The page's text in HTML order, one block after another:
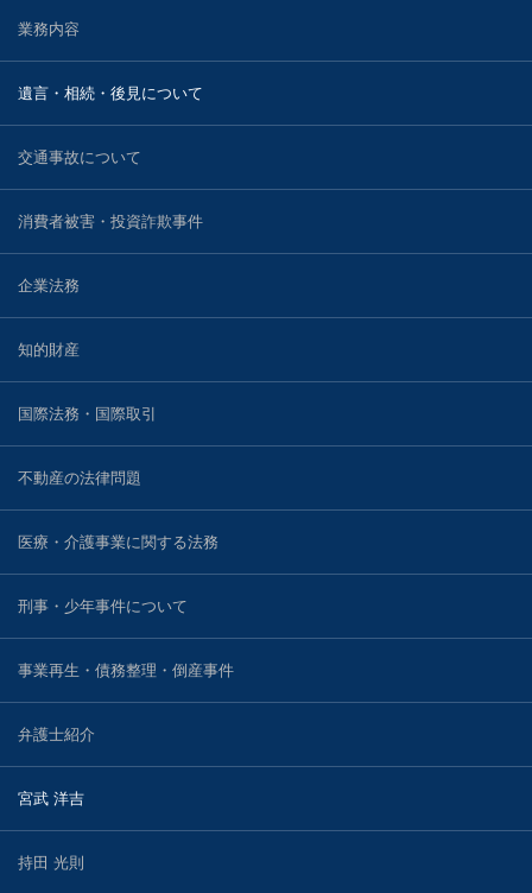
業務内容
遺言・相続・後見について
交通事故について
消費者被害・投資詐欺事件
企業法務
知的財産
国際法務・国際取引
不動産の法律問題
医療・介護事業に関する法務
刑事・少年事件について
事業再生・債務整理・倒産事件
弁護士紹介
宮武 洋吉
持田 光則